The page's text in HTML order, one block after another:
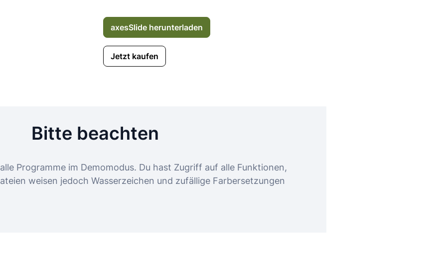
axesSlide herunterladen
Jetzt kaufen
Bitte beachten
Programme im Demomodus. Du hast Zugriff auf alle Funktionen,
weisen jedoch Wasserzeichen und zufällige Farbersetzungen